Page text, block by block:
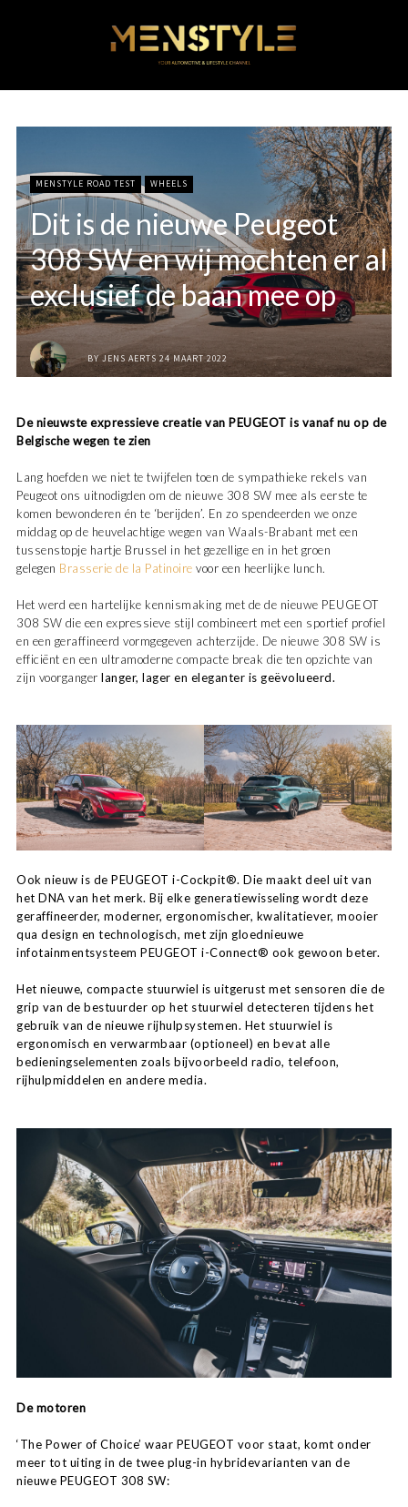
MENSTYLE ROAD TEST WHEELS
Dit is de nieuwe Peugeot
308 SW en wij mochten er al
exclusief de baan mee op
BY JENS AERTS 24 MAART 2022
De nieuwste expressieve creatie van PEUGEOT is vanaf nu op de
Belgische wegen te zien
Lang hoefden we niet te twijfelen toen de sympathieke rekels van
Peugeot ons uitnodigden om de nieuwe 308 SW mee als eerste te
komen bewonderen én te ‘berijden’. En zo spendeerden we onze
middag op de heuvelachtige wegen van Waals-Brabant met een
tussenstopje hartje Brussel in het gezellige en in het groen
gelegen Brasserie de la Patinoire voor een heerlijke lunch.
Het werd een hartelijke kennismaking met de de nieuwe PEUGEOT
308 SW die een expressieve stijl combineert met een sportief profiel
en een geraffineerd vormgegeven achterzijde. De nieuwe 308 SW is
efficiënt en een ultramoderne compacte break die ten opzichte van
zijn voorganger langer, lager en eleganter is geëvolueerd.
Ook nieuw is de PEUGEOT i-Cockpit®. Die maakt deel uit van
het DNA van het merk. Bij elke generatiewisseling wordt deze
geraffineerder, moderner, ergonomischer, kwalitatiever, mooier
qua design en technologisch, met zijn gloednieuwe
infotainmentsysteem PEUGEOT i-Connect® ook gewoon beter.
Het nieuwe, compacte stuurwiel is uitgerust met sensoren die de
grip van de bestuurder op het stuurwiel detecteren tijdens het
gebruik van de nieuwe rijhulpsystemen. Het stuurwiel is
ergonomisch en verwarmbaar (optioneel) en bevat alle
bedieningselementen zoals bijvoorbeeld radio, telefoon,
rijhulpmiddelen en andere media.
De motoren
‘The Power of Choice’ waar PEUGEOT voor staat, komt onder
meer tot uiting in de twee plug-in hybridevarianten van de
nieuwe PEUGEOT 308 SW: